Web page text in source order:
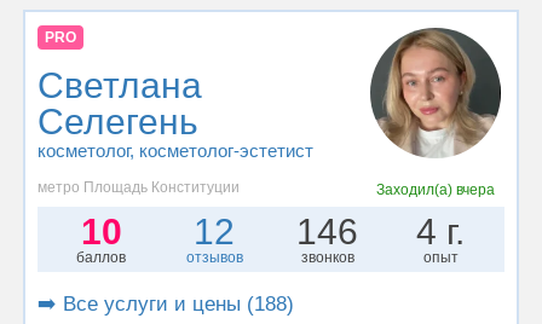
PRO
Светлана
Селегень
косметолог, косметолог-эстетист
метро Площадь Конституции Заходил(а)вчера
10
баллов
12
отзывов
146
звонков
4 г.
опыт
➡️ Все услуги и цены (188)